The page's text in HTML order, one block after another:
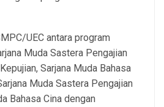
UEC antara program
Muda Sastera Pengajian
Sarjana Muda Bahasa
Muda Sastera Pengajian
Bahasa Cina dengan